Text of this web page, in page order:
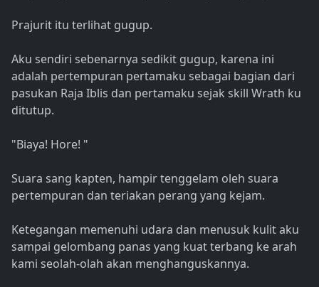
Prajurit itu terlihat gugup.
Aku sendiri sebenarnya sedikit gugup, karena ini
adalah pertempuran pertamaku sebagai bagian dari
pasukan Raja Iblis dan pertamaku sejak skill Wrath ku
ditutup.
"Biaya! Hore! "
Suara sang kapten, hampir tenggelam oleh suara
pertempuran dan teriakan perang yang kejam.
Ketegangan memenuhi udara dan menusuk kulit aku
sampai gelombang panas yang kuat terbang ke arah
kami seolah-olah akan menghanguskannya.